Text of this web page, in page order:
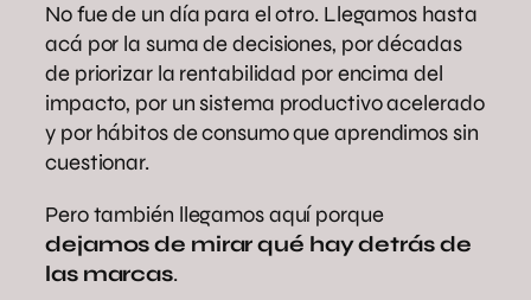
No fue de un día para el otro. Llegamos hasta
acá por la suma de decisiones, por décadas
de priorizar la rentabilidad por encima del
impacto, por un sistema productivo acelerado
y por hábitos de consumo que aprendimos sin
cuestionar.
Pero también llegamos aquí porque
dejamos de mirar qué hay detrás de
las marcas.